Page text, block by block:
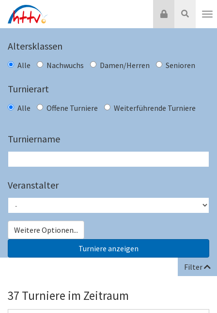
Inhalt
springen
Suche
Login
Altersklassen
Alle Nachwuchs Damen/Herren Senioren
Turnierart
Alle Offene Turniere Weiterführende Turniere
Turniername
Veranstalter
Weitere Optionen...
Filter
37 Turniere im Zeitraum